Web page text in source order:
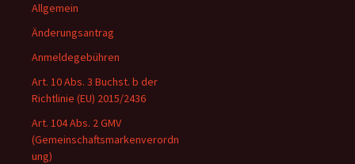
Allgemein
Änderungsantrag
Anmeldegebühren
Art. 10 Abs. 3 Buchst. b der
Richtlinie (EU) 2015/2436
Art. 104 Abs. 2 GMV
(Gemeinschaftsmarkenverordn
ung)